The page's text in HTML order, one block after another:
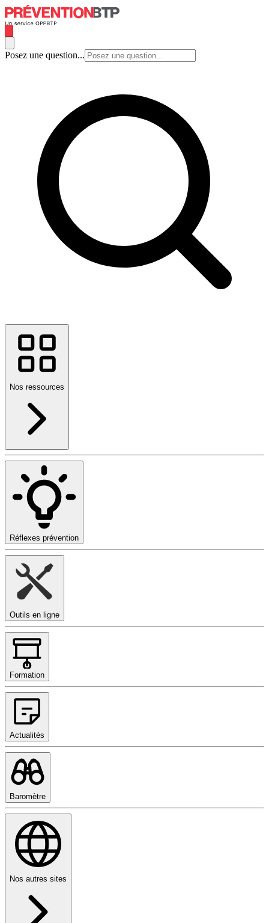
Posez une question...
Nos ressources
Réflexes prévention
Outils en ligne
Formation
Actualités
Baromètre
Nos autres sites